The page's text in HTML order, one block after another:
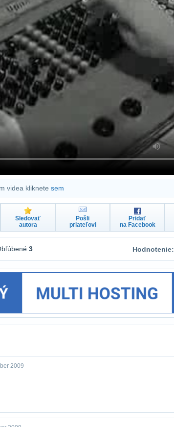
videa kliknete sem
Sledovať
autora
Pošli
priateľovi
Pridať
na Facebook
3 Hodnotenie:
2009